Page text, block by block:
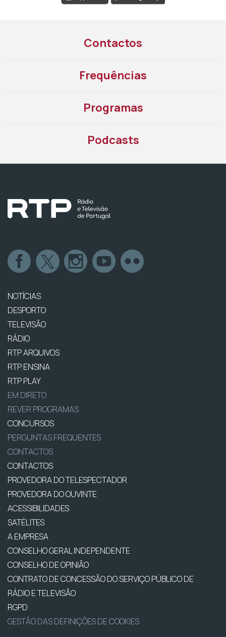
Contactos
Frequências
Programas
Podcasts
NOTÍCIAS
DESPORTO
TELEVISÃO
RÁDIO
RTP ARQUIVOS
RTP ENSINA
RTP PLAY
EM DIRETO
REVER PROGRAMAS
CONCURSOS
PERGUNTAS FREQUENTES
CONTACTOS
CONTACTOS
PROVEDORA DO TELESPECTADOR
PROVEDORA DO OUVINTE
ACESSIBILIDADES
SATÉLITES
A EMPRESA
CONSELHO GERAL INDEPENDENTE
CONSELHO DE OPINIÃO
CONTRATO DE CONCESSÃO DO SERVIÇO PÚBLICO DE
RÁDIO E TELEVISÃO
RGPD
GESTÃO DAS DEFINIÇÕES DE COOKIES